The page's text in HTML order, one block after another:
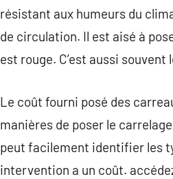
résistant aux humeurs du
de circulation. Il est aisé à
est rouge. C’est aussi
Le coût fourni posé des
manières de poser le
peut facilement identifier les
intervention a un coût.